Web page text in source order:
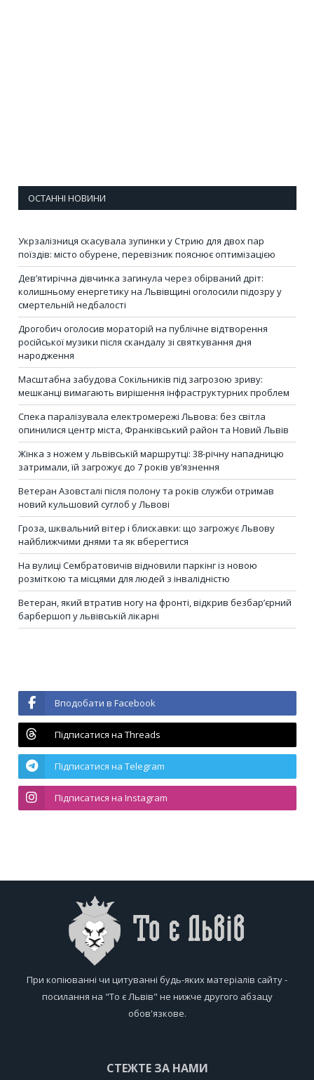
ОСТАННІ НОВИНИ
Укрзалізниця скасувала зупинки у Стрию для двох пар
поїздів: місто обурене, перевізник пояснює оптимізацією
Дев’ятирічна дівчинка загинула через обірваний дріт:
колишньому енергетику на Львівщині оголосили підозру у
смертельній недбалості
Дрогобич оголосив мораторій на публічне відтворення
російської музики після скандалу зі святкування дня
народження
Масштабна забудова Сокільників під загрозою зриву:
мешканці вимагають вирішення інфраструктурних проблем
Спека паралізувала електромережі Львова: без світла
опинилися центр міста, Франківський район та Новий Львів
Жінка з ножем у львівській маршрутці: 38-річну нападницю
затримали, їй загрожує до 7 років ув’язнення
Ветеран Азовсталі після полону та років служби отримав
новий кульшовий суглоб у Львові
Гроза, шквальний вітер і блискавки: що загрожує Львову
найближчими днями та як вберегтися
На вулиці Сембратовичів відновили паркінг із новою
розміткою та місцями для людей з інвалідністю
Ветеран, який втратив ногу на фронті, відкрив безбар’єрний
барбершоп у львівській лікарні
Вподобати в Facebook
Підписатися на Threads
Підписатися на Telegram
Підписатися на Instagram
При копіюванні чи цитуванні будь-яких матеріалів сайту -
посилання на "То є Львів" не нижче другого абзацу
обов'язкове.
СТЕЖТЕ ЗА НАМИ